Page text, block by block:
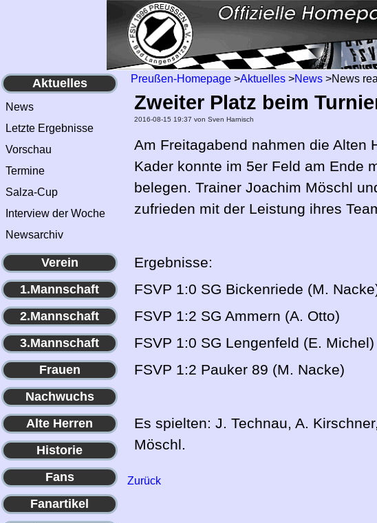
Aktuelles
News
Letzte Ergebnisse
Vorschau
Termine
Salza-Cup
Interview der Woche
Newsarchiv
Verein
1.Mannschaft
2.Mannschaft
3.Mannschaft
Frauen
Nachwuchs
Alte Herren
Historie
Fans
Fanartikel
Preußen-Homepage>Aktuelles>News>News
Zweiter Platz beim
2016-08-15 19:37 von Sven Harnisch
Am Freitagabend nahmen die Alten
Kader konnte im 5er Feld am Ende
belegen. Trainer Joachim Möschl
zufrieden mit der Leistung ihres
Ergebnisse:
FSVP 1:0 SG Bickenriede (M.
FSVP 1:2 SG Ammern (A. Otto)
FSVP 1:0 SG Lengenfeld (E. Michel)
FSVP 1:2 Pauker 89 (M. Nacke)
Es spielten: J. Technau, A.
Möschl.
Zurück